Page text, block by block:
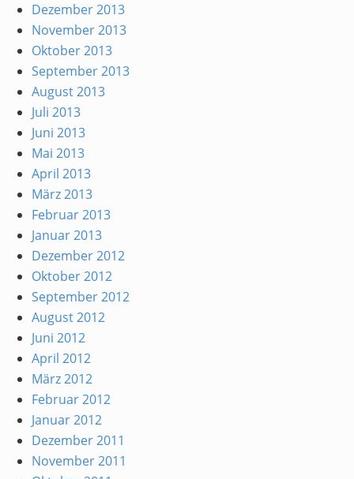
Dezember 2013
November 2013
Oktober 2013
September 2013
August 2013
Juli 2013
Juni 2013
Mai 2013
April 2013
März 2013
Februar 2013
Januar 2013
Dezember 2012
Oktober 2012
September 2012
August 2012
Juni 2012
April 2012
März 2012
Februar 2012
Januar 2012
Dezember 2011
November 2011